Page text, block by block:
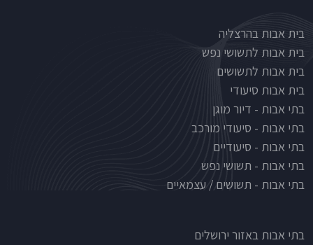
Nursinghouse type
בית אבות בהרצליה
בית אבות לתשושי נפש
בית אבות לתשושים
בית אבות סיעודי
בתי אבות - דיור מוגן
בתי אבות - סיעודי מורכב
בתי אבות - סיעודיים
בתי אבות - תשושי נפש
בתי אבות - תשושים / עצמאיים
בתי אבות לפי אזורים
בתי אבות באזור ירושלים